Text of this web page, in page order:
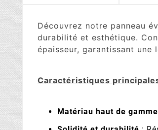
Découvrez notre panneau
durabilité et esthétique.
épaisseur, garantissant une
Caractéristiques
Matériau haut de gamme